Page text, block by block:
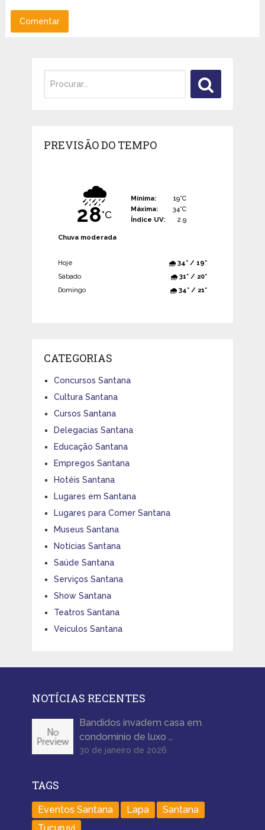
PREVISÃO DO TEMPO
🌧️
28°C
Mínima:
19°C
Máxima:
34°C
Índice UV:
2.9
Chuva moderada
Hoje
🌧️ 34° / 19°
Sábado
🌧️ 31° / 20°
Domingo
🌧️ 34° / 21°
CATEGORIAS
Concursos Santana
Cultura Santana
Cursos Santana
Delegacias Santana
Educação Santana
Empregos Santana
Hotéis Santana
Lugares em Santana
Lugares para Comer Santana
Museus Santana
Notícias Santana
Saúde Santana
Serviços Santana
Show Santana
Teatros Santana
Veículos Santana
NOTÍCIAS RECENTES
Bandidos invadem casa em
condomínio de luxo …
30 de janeiro de 2026
TAGS
Eventos Santana Lapa
Santana